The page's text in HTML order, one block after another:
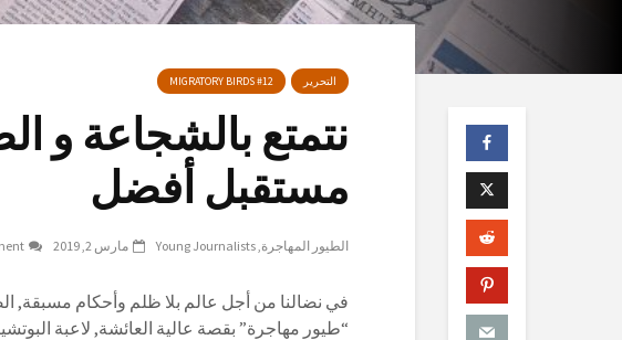
التحرير MIGRATORY BIRDS #12
نتمتع بالشجاعة و
مستقبل أفضل
الطيور المهاجرة Young Journalists مارس 2, 2019
“طيور مهاجرة” بقصة عالية العائشة, لاعبة